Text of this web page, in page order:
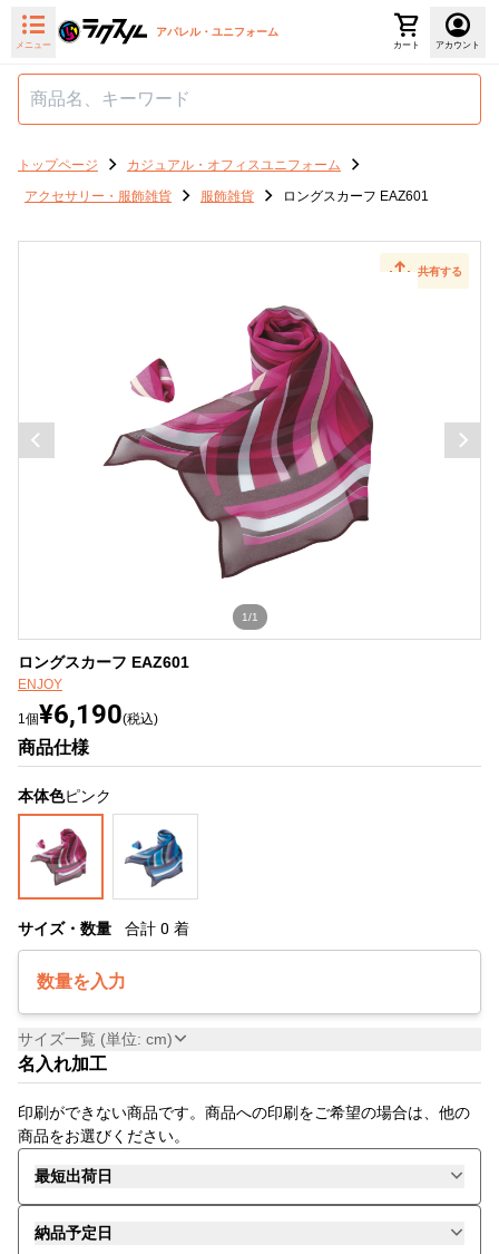
メニュー
アパレル・ユニフォーム
カート アカウント
トップページ
カジュアル・オフィスユニフォーム
アクセサリー・服飾雑貨
服飾雑貨 ロングスカーフ EAZ601
共有する
1/1
ロングスカーフ EAZ601
ENJOY
1個¥6,190(税込)
商品仕様
本体色ピンク
サイズ・数量 合計 0 着
数量を入力
サイズ一覧 (単位: cm)
名入れ加工
印刷ができない商品です。商品への印刷をご希望の場合は、他の
商品をお選びください。
最短出荷日
納品予定日